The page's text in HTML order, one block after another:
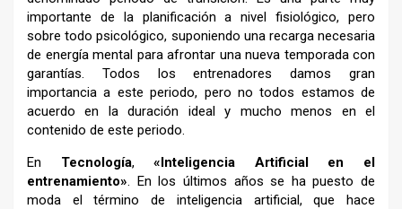
importante de la planificación a nivel fisiológico, pero
sobre todo psicológico, suponiendo una recarga necesaria
de energía mental para afrontar una nueva temporada con
garantías. Todos los entrenadores damos gran
importancia a este periodo, pero no todos estamos de
acuerdo en la duración ideal y mucho menos en el
contenido de este periodo.
En Tecnología,«Inteligencia Artificial en el
entrenamiento». En los últimos años se ha puesto de
moda el término de inteligencia artificial, que hace